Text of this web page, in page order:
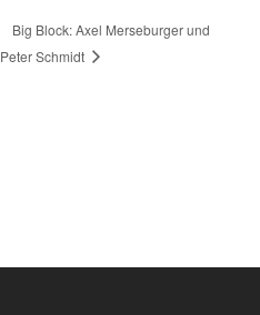
Big Block: Axel Merseburger und
Peter Schmidt